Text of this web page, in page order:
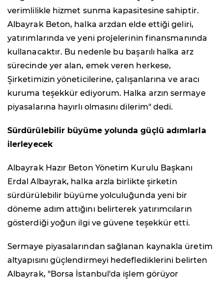
verimlilikle hizmet sunma kapasitesine sahiptir.
Albayrak Beton, halka arzdan elde ettiği geliri,
yatırımlarında ve yeni projelerinin finansmanında
kullanacaktır. Bu nedenle bu başarılı halka arz
sürecinde yer alan, emek veren herkese,
Şirketimizin yöneticilerine, çalışanlarına ve aracı
kuruma teşekkür ediyorum. Halka arzın sermaye
piyasalarına hayırlı olmasını dilerim" dedi.
Sürdürülebilir büyüme yolunda güçlü adımlarla
ilerleyecek
Albayrak Hazır Beton Yönetim Kurulu Başkanı
Erdal Albayrak, halka arzla birlikte şirketin
sürdürülebilir büyüme yolculuğunda yeni bir
döneme adım attığını belirterek yatırımcıların
gösterdiği yoğun ilgi ve güvene teşekkür etti.
Sermaye piyasalarından sağlanan kaynakla üretim
altyapısını güçlendirmeyi hedeflediklerini belirten
Albayrak, "Borsa İstanbul'da işlem görüyor